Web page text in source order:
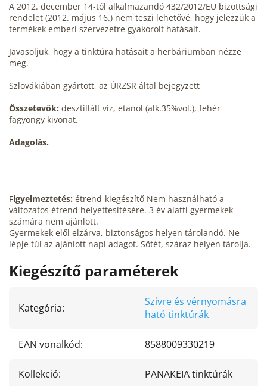
A 2012. december 14-től alkalmazandó 432/2012/EU bizottsági
rendelet (2012. május 16.) nem teszi lehetővé, hogy jelezzük a
termékek emberi szervezetre gyakorolt hatásait.
Javasoljuk, hogy a tinktúra hatásait a herbáriumban nézze
meg.
Szlovákiában gyártott, az ÚRZSR által bejegyzett
Összetevők: desztillált víz, etanol (alk.35%vol.), fehér
fagyöngy kivonat.
Adagolás.
Figyelmeztetés: étrend-kiegészítő Nem használható a
változatos étrend helyettesítésére. 3 év alatti gyermekek
számára nem ajánlott.
Gyermekek elől elzárva, biztonságos helyen tárolandó. Ne
lépje túl az ajánlott napi adagot. Sötét, száraz helyen tárolja.
Kiegészítő paraméterek
Kategória:
Szívre és vérnyomásra
ható tinktúrák
EAN vonalkód: 8588009330219
Kollekció: PANAKEIA tinktúrák